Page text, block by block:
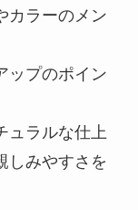
カラーのメン
ップのポイン
ュラルな仕上
しみやすさを